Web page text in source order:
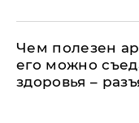
Чем полезен
его можно
здоровья –